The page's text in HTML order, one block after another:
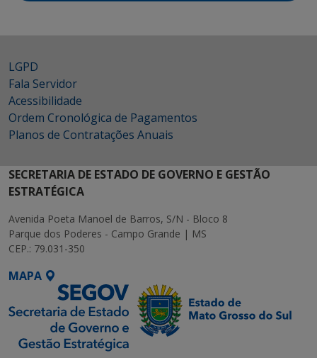
LGPD
Fala Servidor
Acessibilidade
Ordem Cronológica de Pagamentos
Planos de Contratações Anuais
SECRETARIA DE ESTADO DE GOVERNO E GESTÃO
ESTRATÉGICA
Avenida Poeta Manoel de Barros, S/N - Bloco 8
Parque dos Poderes - Campo Grande | MS
CEP.: 79.031-350
MAPA